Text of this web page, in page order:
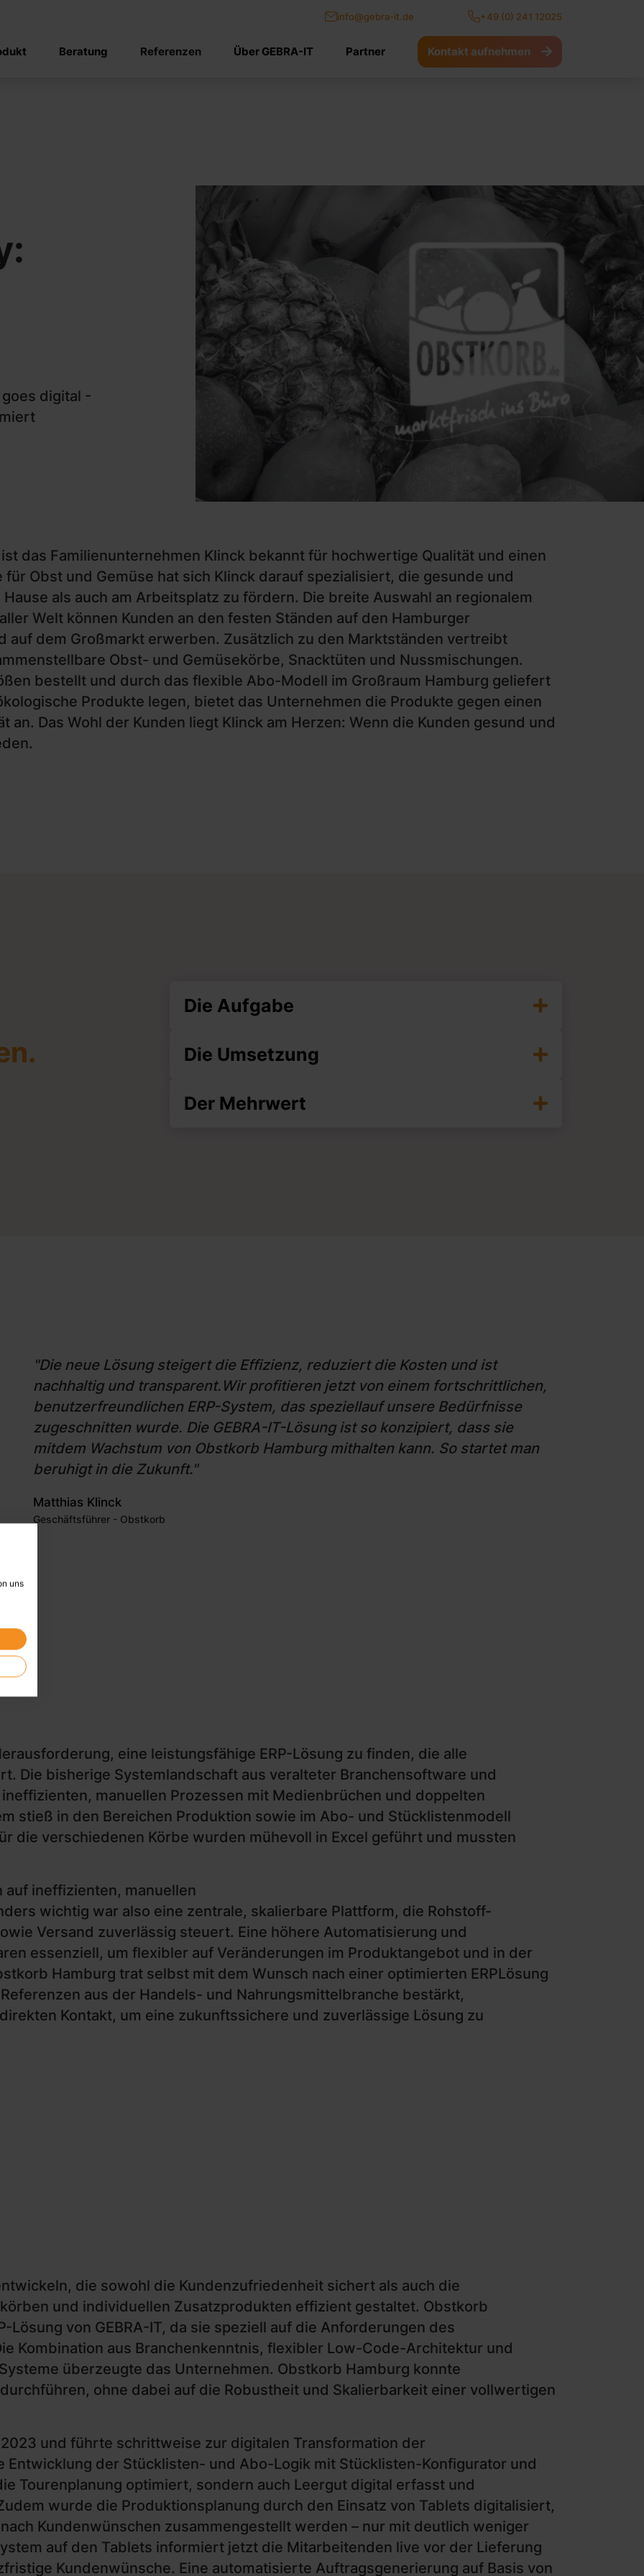
info@gebra-it.de +49 (0) 241 12025
Beratung Referenzen Über GEBRA-IT Partner Kontakt aufnehmen
digital -
das Familienunternehmen Klinck bekannt für hochwertige Qualität und einen
Obst und Gemüse hat sich Klinck darauf spezialisiert, die gesunde und
als auch am Arbeitsplatz zu fördern. Die breite Auswahl an regionalem
Welt können Kunden an den festen Ständen auf den Hamburger
auf dem Großmarkt erwerben. Zusätzlich zu den Marktständen vertreibt
Obst- und Gemüsekörbe, Snacktüten und Nussmischungen.
bestellt und durch das flexible Abo-Modell im Großraum Hamburg geliefert
Produkte legen, bietet das Unternehmen die Produkte gegen einen
Das Wohl der Kunden liegt Klinck am Herzen: Wenn die Kunden gesund und
Die Aufgabe
Die Umsetzung
Der Mehrwert
"Die neue Lösung steigert die Effizienz, reduziert die Kosten und ist
nachhaltig und transparent.Wir profitieren jetzt von einem fortschrittlichen,
benutzerfreundlichen ERP-System, das speziellauf unsere Bedürfnisse
zugeschnitten wurde. Die GEBRA-IT-Lösung ist so konzipiert, dass sie
mitdem Wachstum von Obstkorb Hamburg mithalten kann. So startet man
beruhigt in die Zukunft."
Matthias Klinck
Geschäftsführer - Obstkorb
eine leistungsfähige ERP-Lösung zu finden, die alle
Die bisherige Systemlandschaft aus veralteter Branchensoftware und
manuellen Prozessen mit Medienbrüchen und doppelten
stieß in den Bereichen Produktion sowie im Abo- und Stücklistenmodell
die verschiedenen Körbe wurden mühevoll in Excel geführt und mussten
ineffizienten, manuellen
wichtig war also eine zentrale, skalierbare Plattform, die Rohstoff-
Versand zuverlässig steuert. Eine höhere Automatisierung und
essenziell, um flexibler auf Veränderungen im Produktangebot und in der
Hamburg trat selbst mit dem Wunsch nach einer optimierten ERPLösung
aus der Handels- und Nahrungsmittelbranche bestärkt,
Kontakt, um eine zukunftssichere und zuverlässige Lösung zu
die sowohl die Kundenzufriedenheit sichert als auch die
und individuellen Zusatzprodukten effizient gestaltet. Obstkorb
Lösung von GEBRA-IT, da sie speziell auf die Anforderungen des
Kombination aus Branchenkenntnis, flexibler Low-Code-Architektur und
überzeugte das Unternehmen. Obstkorb Hamburg konnte
ohne dabei auf die Robustheit und Skalierbarkeit einer vollwertigen
und führte schrittweise zur digitalen Transformation der
Entwicklung der Stücklisten- und Abo-Logik mit Stücklisten-Konfigurator und
Tourenplanung optimiert, sondern auch Leergut digital erfasst und
wurde die Produktionsplanung durch den Einsatz von Tablets digitalisiert,
Kundenwünschen zusammengestellt werden – nur mit deutlich weniger
auf den Tablets informiert jetzt die Mitarbeitenden live vor der Lieferung
Kundenwünsche. Eine automatisierte Auftragsgenerierung auf Basis von
uns